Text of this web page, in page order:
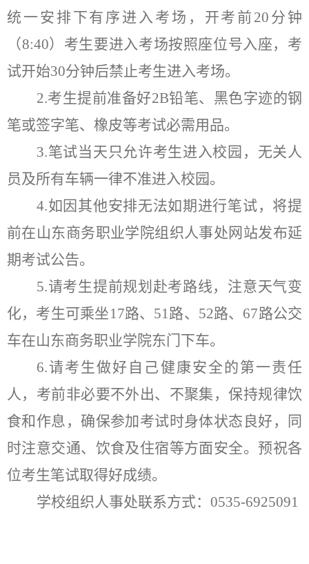
统一安排下有序进入考场，开考前 20分钟
（8:40）考生要进入考场按照座位号入座， 考
试开始30分钟后禁止考生进入考场。
2.考生提前准备好2B铅笔、黑色字迹的钢
笔或签字笔、橡皮等考试必需用品。
3.笔试当天只允许考生进入校园，无关人
员及所有车辆一律不准进入校园。
4.如因 其他安排无法如期进行笔试，将提
前在山东商务职业学院组织人事处网站发布延
期考试公告。
5.请考生提前规划赴考路线，注意天气变
化， 考生可乘坐17路、51路、52路、67路公交
车在山东商务职业学院东门下车。
6.请考生做好自己健康安全的第一责任
人，考前非必要不外出、不聚集，保持规律饮
食和作息，确保参加考试时身体状态良好，同
时注意交通、 饮食及住宿等方面安全。预祝各
位考生笔试取得好成绩。
学校组织人事处联系方式： 0535-6925091